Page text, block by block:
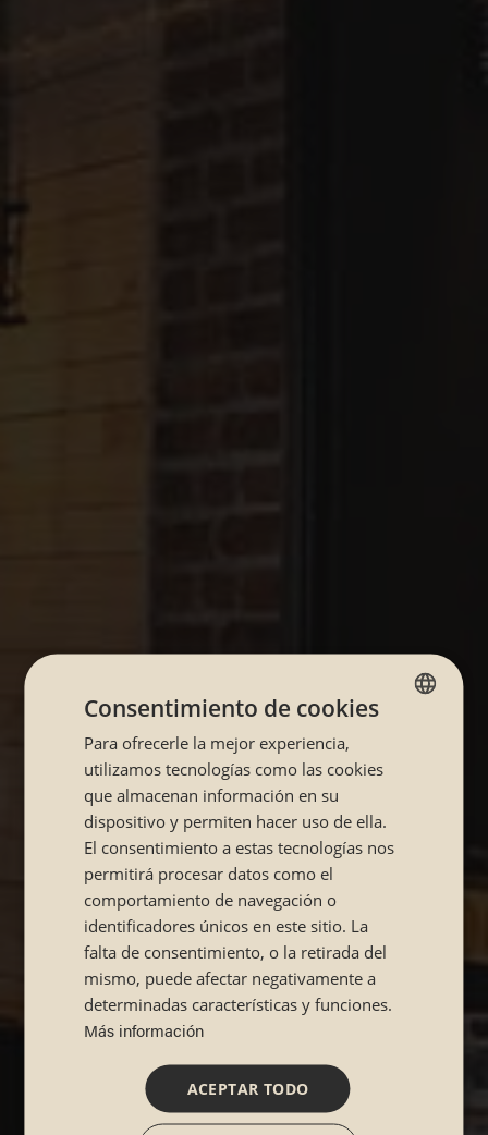
CATALÁN
Consentimiento de cookies
Para ofrecerle la mejor experiencia,
utilizamos tecnologías como las cookies
que almacenan información en su
dispositivo y permiten hacer uso de ella.
El consentimiento a estas tecnologías nos
permitirá procesar datos como el
comportamiento de navegación o
identificadores únicos en este sitio. La
falta de consentimiento, o la retirada del
mismo, puede afectar negativamente a
determinadas características y funciones.
Más información
ACEPTAR TODO